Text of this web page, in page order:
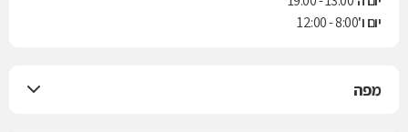
יום ו'8:00 - 12:00
מפה